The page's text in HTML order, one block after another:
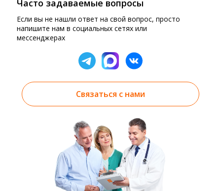
Часто задаваемые вопросы
Если вы не нашли ответ на свой вопрос, просто
напишите нам в социальных сетях или
мессенджерах
Связаться с нами